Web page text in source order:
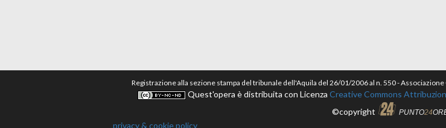
Registrazione alla sezione stampa del tribunale dell'Aquila del 26/01/2006 al n. 550 -
Quest'opera è distribuita con Licenza Creative Commons
©copyright
PUNTO24
privacy & cookie policy